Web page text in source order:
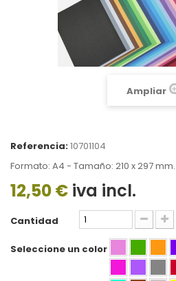
Ampliar
Referencia:10701104
Formato: A4 - Tamaño: 210 x 297 mm.
12,50 € iva incl.
Cantidad
Seleccione un color